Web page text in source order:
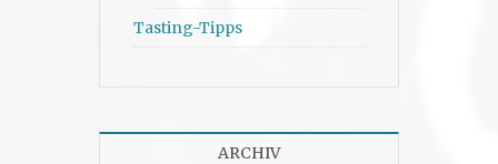
Tasting-Tipps
ARCHIV